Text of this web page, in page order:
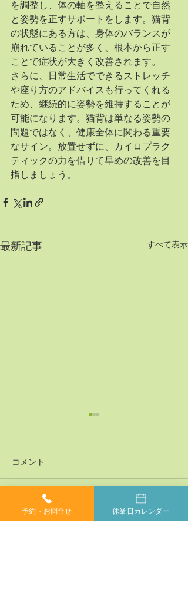
を調整し、体の軸を整えることで自然
と姿勢を正すサポートをします。猫背
の状態にある方は、身体のバランスが
崩れていることが多く、根本から正す
ことで症状が大きく改善されます。
さらに、日常生活でできるストレッチ
や座り方のアドバイスも行ってくれる
ため、継続的に姿勢を維持することが
可能になります。猫背は単なる姿勢の
問題ではなく、健康全体に関わる重要
なサイン。放置せずに、カイロプラク
ティックの力を借りて早めの改善を目
指しましょう。
最新記事 すべて表示
神経系機能の最適化：身
体と脳のコミュニケーシ
コメント
コメントを追加…
予約・お問合せ 休業日カレンダー